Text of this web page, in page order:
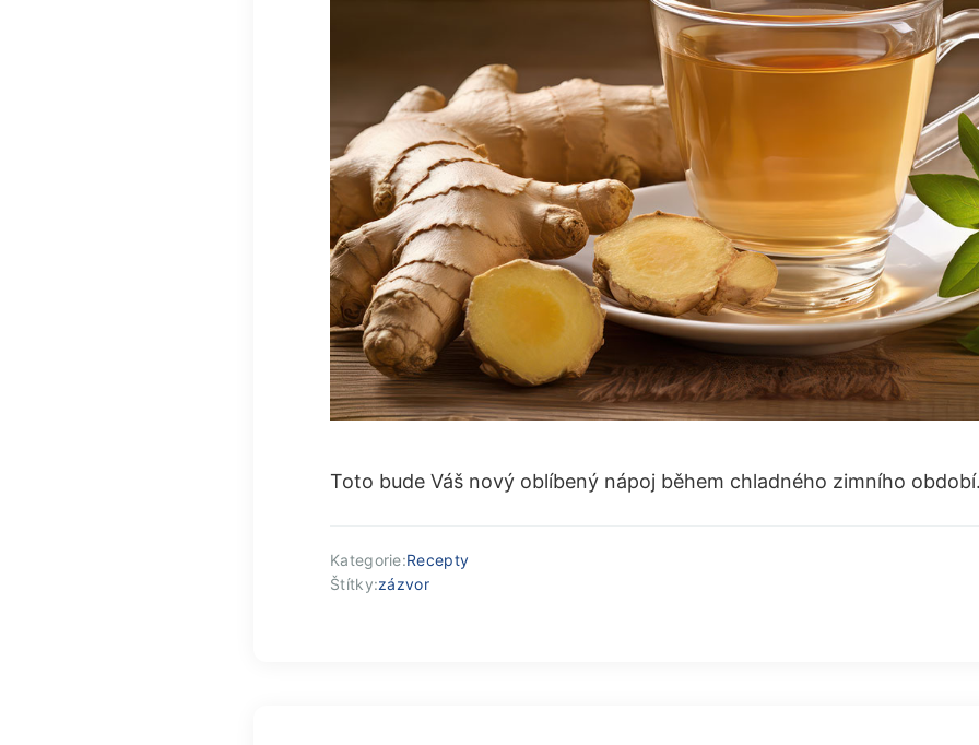
Toto bude Váš nový oblíbený nápoj během chladného zimního
Kategorie:Recepty
Štítky:zázvor